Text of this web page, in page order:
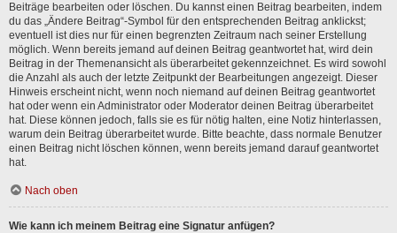
Beiträge bearbeiten oder löschen. Du kannst einen Beitrag bearbeiten, indem
du das „Ändere Beitrag“-Symbol für den entsprechenden Beitrag anklickst;
eventuell ist dies nur für einen begrenzten Zeitraum nach seiner Erstellung
möglich. Wenn bereits jemand auf deinen Beitrag geantwortet hat, wird dein
Beitrag in der Themenansicht als überarbeitet gekennzeichnet. Es wird sowohl
die Anzahl als auch der letzte Zeitpunkt der Bearbeitungen angezeigt. Dieser
Hinweis erscheint nicht, wenn noch niemand auf deinen Beitrag geantwortet
hat oder wenn ein Administrator oder Moderator deinen Beitrag überarbeitet
hat. Diese können jedoch, falls sie es für nötig halten, eine Notiz hinterlassen,
warum dein Beitrag überarbeitet wurde. Bitte beachte, dass normale Benutzer
einen Beitrag nicht löschen können, wenn bereits jemand darauf geantwortet
hat.
Nach oben
Wie kann ich meinem Beitrag eine Signatur anfügen?